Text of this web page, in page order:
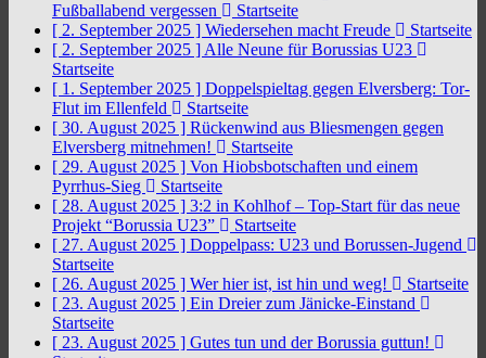
Fußballabend vergessen
Startseite
[ 2. September 2025 ] Wiedersehen macht Freude
Startseite
[ 2. September 2025 ] Alle Neune für Borussias U23
Startseite
[ 1. September 2025 ] Doppelspieltag gegen Elversberg: Tor-
Flut im Ellenfeld
Startseite
[ 30. August 2025 ] Rückenwind aus Bliesmengen gegen
Elversberg mitnehmen!
Startseite
[ 29. August 2025 ] Von Hiobsbotschaften und einem
Pyrrhus-Sieg
Startseite
[ 28. August 2025 ] 3:2 in Kohlhof – Top-Start für das neue
Projekt “Borussia U23”
Startseite
[ 27. August 2025 ] Doppelpass: U23 und Borussen-Jugend
Startseite
[ 26. August 2025 ] Wer hier ist, ist hin und weg!
Startseite
[ 23. August 2025 ] Ein Dreier zum Jänicke-Einstand
Startseite
[ 23. August 2025 ] Gutes tun und der Borussia guttun!